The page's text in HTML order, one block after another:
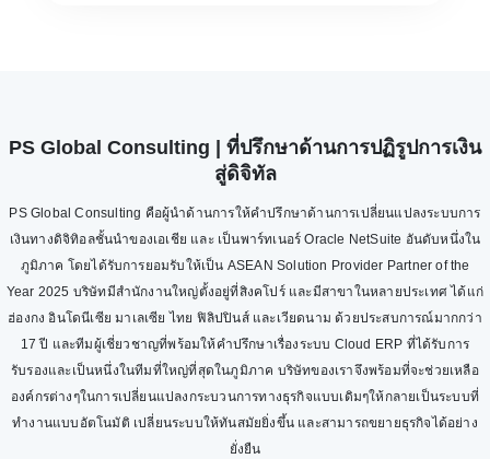
PS Global Consulting | ที่ปรึกษาด้านการปฏิรูปการเงิน
สู่ดิจิทัล
PS Global Consulting คือผู้นำด้านการให้คำปรึกษาด้านการเปลี่ยนแปลงระบบการ
เงินทางดิจิทิอลชั้นนำของเอเชีย และ เป็นพาร์ทเนอร์ Oracle NetSuite อันดับหนึ่งใน
ภูมิภาค โดยได้รับการยอมรับให้เป็น ASEAN Solution Provider Partner of the
Year 2025 บริษัทมีสำนักงานใหญ่ตั้งอยู่ที่สิงคโปร์ และมีสาขาในหลายประเทศ ได้แก่
ฮ่องกง อินโดนีเซีย มาเลเซีย ไทย ฟิลิปปินส์ และเวียดนาม ด้วยประสบการณ์มากกว่า
17 ปี และทีมผู้เชี่ยวชาญที่พร้อมให้คำปรึกษาเรื่องระบบ Cloud ERP ที่ได้รับการ
รับรองและเป็นหนึ่งในทีมที่ใหญ่ที่สุดในภูมิภาค บริษัทของเราจึงพร้อมที่จะช่วยเหลือ
องค์กรต่างๆในการเปลี่ยนแปลงกระบวนการทางธุรกิจแบบเดิมๆให้กลายเป็นระบบที่
ทำงานแบบอัตโนมัติ เปลี่ยนระบบให้ทันสมัยยิ่งขึ้น และสามารถขยายธุรกิจได้อย่าง
ยั่งยืน